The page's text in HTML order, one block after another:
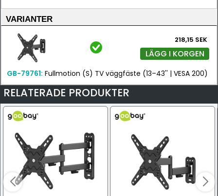
VARIANTER
218,15 SEK
LÄGG I KORGEN
GB-79761: Fullmotion (S) TV väggfäste (13–43'' | VESA 200)
RELATERADE PRODUKTER